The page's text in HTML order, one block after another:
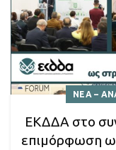
ΝΕΑ –
ΕΚΔΔΑ στο
επιμόρφωση